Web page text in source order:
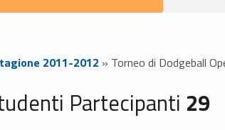
2011-2012 » Torneo di Dodgeball
Partecipanti 29